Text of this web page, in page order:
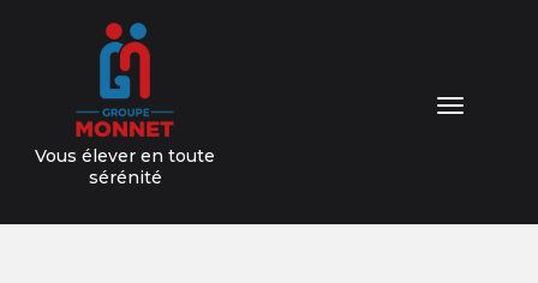
Vous élever en toute
sérénité